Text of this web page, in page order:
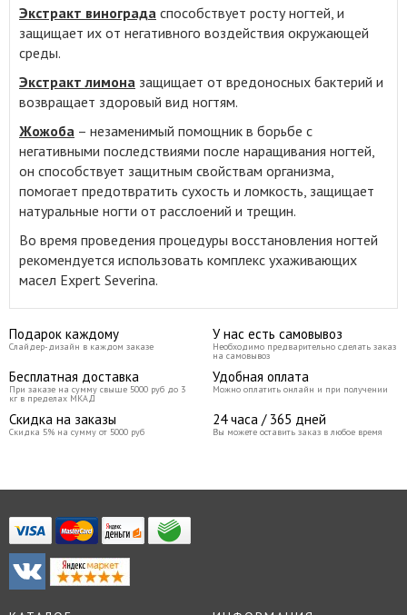
Экстракт винограда способствует росту ногтей, и
защищает их от негативного воздействия окружающей
среды.
Экстракт лимона защищает от вредоносных бактерий и
возвращает здоровый вид ногтям.
Жожоба – незаменимый помощник в борьбе с
негативными последствиями после наращивания ногтей,
он способствует защитным свойствам организма,
помогает предотвратить сухость и ломкость, защищает
натуральные ногти от расслоений и трещин.
Во время проведения процедуры восстановления ногтей
рекомендуется использовать комплекс ухаживающих
масел Expert Severina.
Подарок каждому
Слайдер-дизайн в каждом заказе
У нас есть самовывоз
Необходимо предварительно сделать заказ
на самовывоз
Бесплатная доставка
При заказе на сумму свыше 5000 руб до 3
кг в пределах МКАД
Удобная оплата
Можно оплатить онлайн и при получении
Скидка на заказы
Скидка 5% на сумму от 5000 руб
24 часа / 365 дней
Вы можете оставить заказ в любое время